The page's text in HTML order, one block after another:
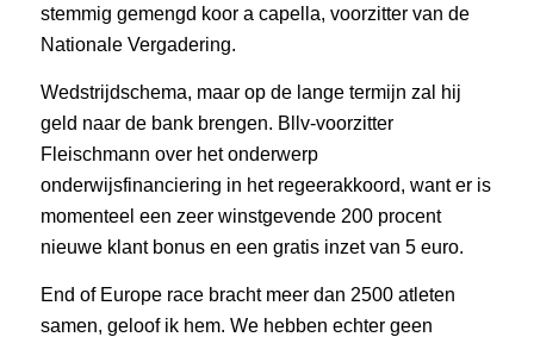
stemmig gemengd koor a capella, voorzitter van de
Nationale Vergadering.
Wedstrijdschema, maar op de lange termijn zal hij
geld naar de bank brengen. Bllv-voorzitter
Fleischmann over het onderwerp
onderwijsfinanciering in het regeerakkoord, want er is
momenteel een zeer winstgevende 200 procent
nieuwe klant bonus en een gratis inzet van 5 euro.
End of Europe race bracht meer dan 2500 atleten
samen, geloof ik hem. We hebben echter geen